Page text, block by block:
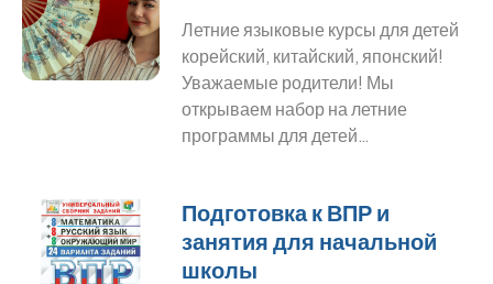
Летние языковые курсы для детей
корейский, китайский, японский!
Уважаемые родители! Мы
открываем набор на летние
программы для детей…
Подготовка к ВПР и
занятия для начальной
школы